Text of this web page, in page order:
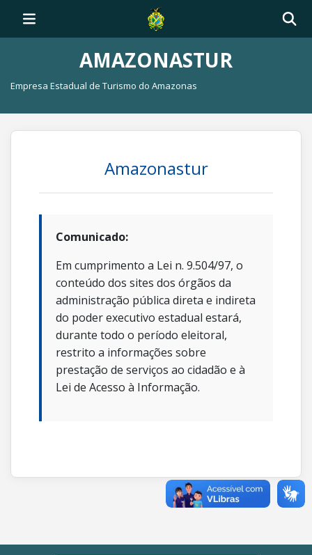
AMAZONASTUR
Empresa Estadual de Turismo do Amazonas
Amazonastur
Comunicado:
Em cumprimento a Lei n. 9.504/97, o
conteúdo dos sites dos órgãos da
administração pública direta e indireta
do poder executivo estadual estará,
durante todo o período eleitoral,
restrito a informações sobre
prestação de serviços ao cidadão e à
Lei de Acesso à Informação.